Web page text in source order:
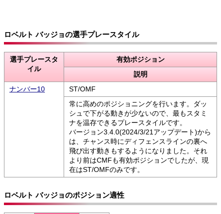
ロベルト バッジョの選手プレースタイル
選手プレースタ
イル
有効ポジション
説明
ナンバー10
ST/OMF
常に高めのポジショニングを行います。ダッ
シュで下がる動きが少ないので、最もスタミ
ナを温存できるプレースタイルです。
バージョン3.4.0(2024/3/21アップデート)から
は、チャンス時にディフェンスラインの裏へ
飛び出す動きもするようになりました。それ
より前はCMFも有効ポジションでしたが、現
在はST/OMFのみです。
ロベルト バッジョのポジション適性